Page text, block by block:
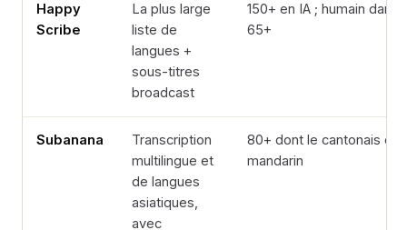
Happy
Scribe
La plus large
liste de
langues +
sous-titres
broadcast
150+ en IA ; humain dans
65+
Subanana
Transcription
multilingue et
de langues
asiatiques,
avec
80+ dont le cantonais et
mandarin